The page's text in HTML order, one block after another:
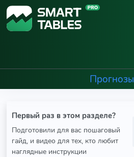
Прогнозы
Первый раз в этом разделе?
Подготовили для вас пошаговый
гайд, и видео для тех, кто любит
наглядные инструкции